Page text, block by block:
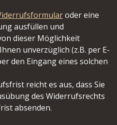
oder eine
ausfüllen und
dieser Möglichkeit
unverzüglich (z.B. per E-
den Eingang eines solchen
reicht es aus, dass Sie
des Widerrufsrechts
absenden.